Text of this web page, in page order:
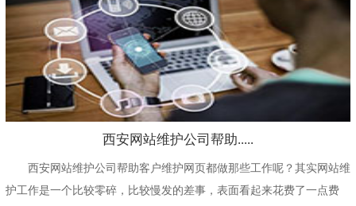
西安网站维护公司帮助.....
西安网站维护公司帮助客户维护网页都做那些工作呢？其实网站维
护工作是一个比较零碎，比较慢发的差事，表面看起来花费了一点费